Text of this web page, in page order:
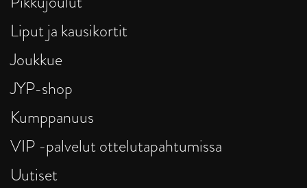
Liput ja kausikortit
Joukkue
JYP-shop
Kumppanuus
VIP -palvelut ottelutapahtumissa
Uutiset